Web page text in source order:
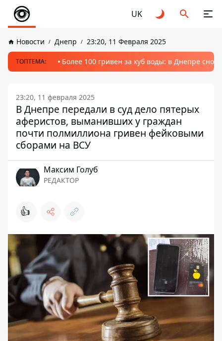
UK
Новости Днепр 23:20, 11 Февраля 2025
ТОПТЕМА: Более 100 гривен за куб воды: в Днепре
23:20, 11 февраля 2025
В Днепре передали в суд дело пятерых
аферистов, выманивших у граждан
почти полмиллиона гривен фейковыми
сборами на ВСУ
Максим Голуб
РЕДАКТОР
👍